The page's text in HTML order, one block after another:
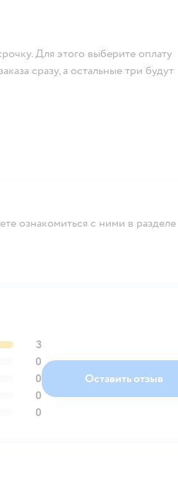
Для этого выберите оплату
сразу, а остальные три будут
ознакомиться с ними в разделе
3
0
0
0
0
Оставить отзыв